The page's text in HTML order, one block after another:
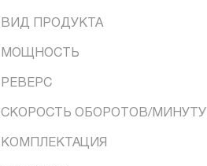
ВИД ПРОДУКТА
МОЩНОСТЬ
РЕВЕРС
СКОРОСТЬ ОБОРОТОВ/МИНУТУ
КОМПЛЕКТАЦИЯ